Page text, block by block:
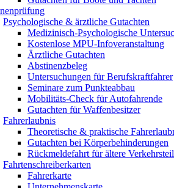
Psychologische & ärztliche Gutachten
Medizinisch-Psychologische
Kostenlose MPU-Infoveranstaltung
Ärztliche Gutachten
Abstinenzbeleg
Untersuchungen für Berufskraftfahrer
Seminare zum Punkteabbau
Mobilitäts-Check für Autofahrende
Gutachten für Waffenbesitzer
Fahrerlaubnis
Theoretische & praktische
Gutachten bei Körperbehinderungen
Rückmeldefahrt für ältere
Fahrtenschreiberkarten
Fahrerkarte